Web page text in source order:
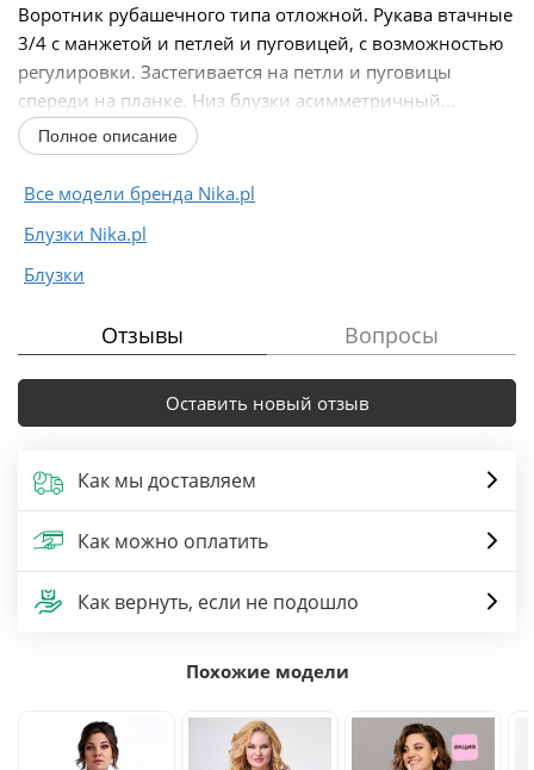
Воротник рубашечного типа отложной. Рукава втачные
3/4 с манжетой и петлей и пуговицей, с возможностью
регулировки. Застегивается на петли и пуговицы
спереди на планке. Низ блузки асимметричный...
Полное описание
Все модели бренда Nika.pl
Блузки Nika.pl
Блузки
Отзывы Вопросы
Оставить новый отзыв
Как мы доставляем
Как можно оплатить
Как вернуть, если не подошло
Похожие модели